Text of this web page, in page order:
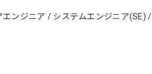
ンジニア / システムエンジニア(SE)